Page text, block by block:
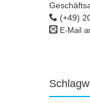
(+49)
E-Mail